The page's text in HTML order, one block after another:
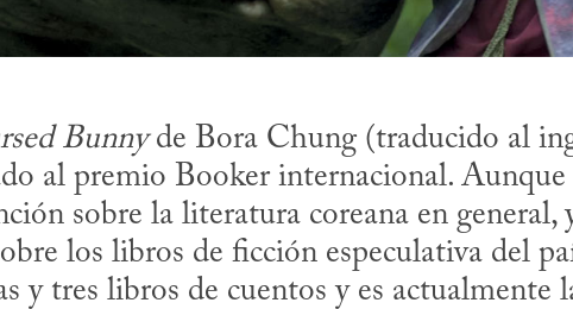
Bunny de Bora Chung (traducido al
al premio Booker internacional. Aunque
sobre la literatura coreana en general,
los libros de ficción especulativa del
y tres libros de cuentos y es actualmente